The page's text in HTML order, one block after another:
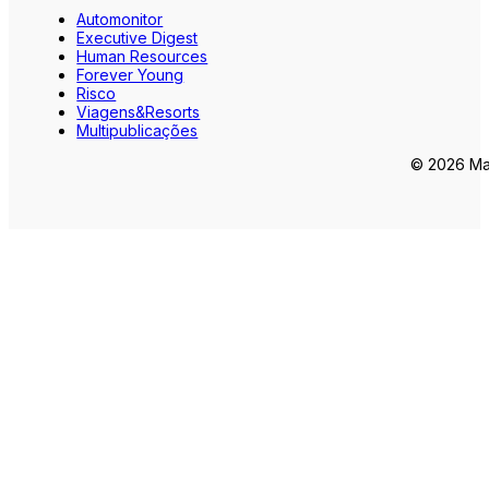
Automonitor
Executive Digest
Human Resources
Forever Young
Risco
Viagens&Resorts
Multipublicações
© 2026